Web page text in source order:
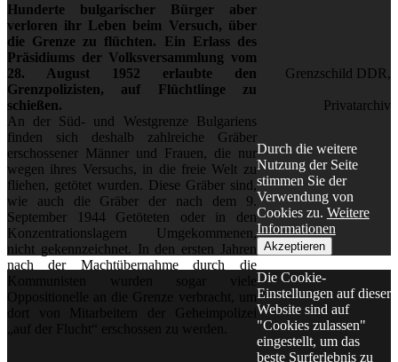
Hunderte bulgarischer Bürger aber
verloren ihr Leben beim Versuch, über
die Grenze zu flüchten. Ein Erlass des
Präsidiums der Volksversammlung vom
28. August 1952 erlaubte den
Grenzpolizisten, auf Flüchtlinge zu
schießen.
An der Süd- und Westgrenze Bulgariens
finden sich deshalb zahlreiche Gräber
erschossener Männer und Frauen, die nur
wegen ihres Versuchs, in die freie Welt zu
fliehen, getötet wurden. Diese Gräber sind,
wie auch die Gräber der nach dem 9.
September 1944 Getöteten oder in den
Konzentrationslagern Umgekommenen,
nicht gekennzeichnet. In den ersten Jahren
nach der Machtübernahme durch die
Kommunisten wurden sogar viele
Oppositionelle an die Grenze verbracht, um
dort von Mitarbeitern der Geheimpolizei
„auf der Flucht“ erschossen zu werden.
Grenzschild DDR,
Privatarchiv
Durch die weitere
Nutzung der Seite
stimmen Sie der
Verwendung von
Cookies zu. Weitere
Informationen
Akzeptieren
Die Cookie-
Einstellungen auf dieser
Website sind auf
"Cookies zulassen"
eingestellt, um das
beste Surferlebnis zu